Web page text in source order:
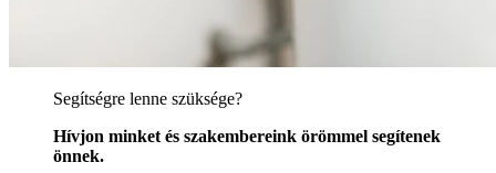
Segítségre lenne szüksége?
Hívjon minket és szakembereink örömmel segítenek
önnek.